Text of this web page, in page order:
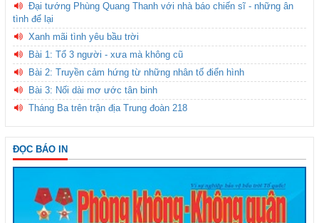
Đại tướng Phùng Quang Thanh với nhà báo chiến sĩ - những ân
tình để lại
Xanh mãi tình yêu bầu trời
Bài 1: Tổ 3 người - xưa mà không cũ
Bài 2: Truyền cảm hứng từ những nhân tố điển hình
Bài 3: Nối dài mơ ước tân binh
Tháng Ba trên trận địa Trung đoàn 218
ĐỌC BÁO IN